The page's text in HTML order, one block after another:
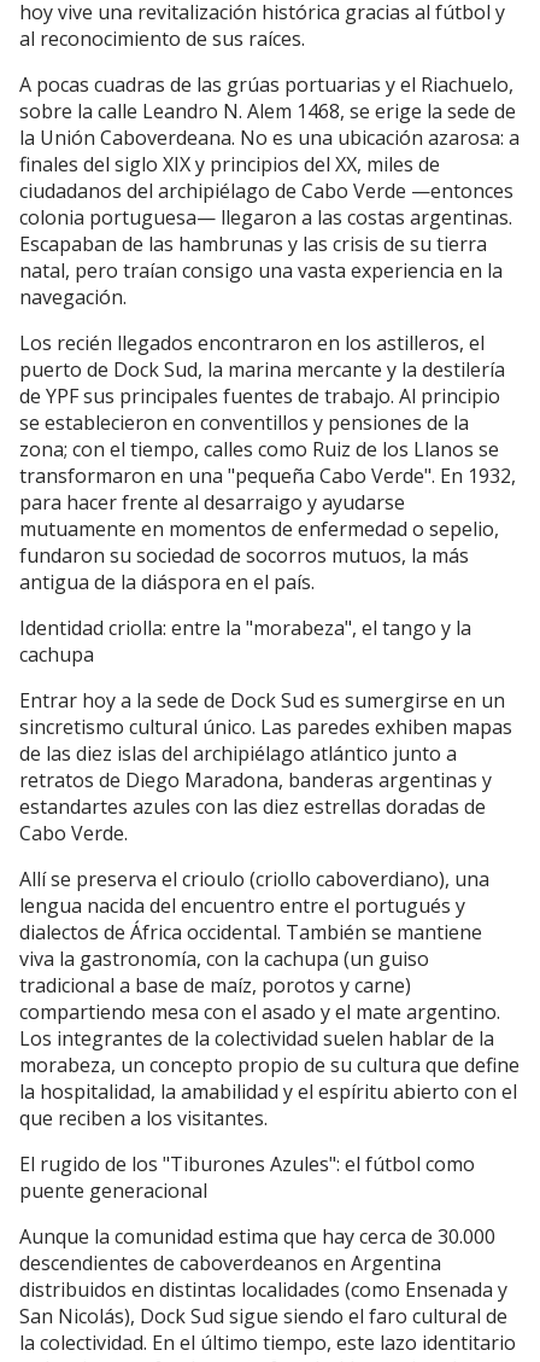
hoy vive una revitalización histórica gracias al fútbol y
al reconocimiento de sus raíces.
A pocas cuadras de las grúas portuarias y el Riachuelo,
sobre la calle Leandro N. Alem 1468, se erige la sede de
la Unión Caboverdeana. No es una ubicación azarosa: a
finales del siglo XIX y principios del XX, miles de
ciudadanos del archipiélago de Cabo Verde —entonces
colonia portuguesa— llegaron a las costas argentinas.
Escapaban de las hambrunas y las crisis de su tierra
natal, pero traían consigo una vasta experiencia en la
navegación.
Los recién llegados encontraron en los astilleros, el
puerto de Dock Sud, la marina mercante y la destilería
de YPF sus principales fuentes de trabajo. Al principio
se establecieron en conventillos y pensiones de la
zona; con el tiempo, calles como Ruiz de los Llanos se
transformaron en una "pequeña Cabo Verde". En 1932,
para hacer frente al desarraigo y ayudarse
mutuamente en momentos de enfermedad o sepelio,
fundaron su sociedad de socorros mutuos, la más
antigua de la diáspora en el país.
Identidad criolla: entre la "morabeza", el tango y la
cachupa
Entrar hoy a la sede de Dock Sud es sumergirse en un
sincretismo cultural único. Las paredes exhiben mapas
de las diez islas del archipiélago atlántico junto a
retratos de Diego Maradona, banderas argentinas y
estandartes azules con las diez estrellas doradas de
Cabo Verde.
Allí se preserva el crioulo (criollo caboverdiano), una
lengua nacida del encuentro entre el portugués y
dialectos de África occidental. También se mantiene
viva la gastronomía, con la cachupa (un guiso
tradicional a base de maíz, porotos y carne)
compartiendo mesa con el asado y el mate argentino.
Los integrantes de la colectividad suelen hablar de la
morabeza, un concepto propio de su cultura que define
la hospitalidad, la amabilidad y el espíritu abierto con el
que reciben a los visitantes.
El rugido de los "Tiburones Azules": el fútbol como
puente generacional
Aunque la comunidad estima que hay cerca de 30.000
descendientes de caboverdeanos en Argentina
distribuidos en distintas localidades (como Ensenada y
San Nicolás), Dock Sud sigue siendo el faro cultural de
la colectividad. En el último tiempo, este lazo identitario